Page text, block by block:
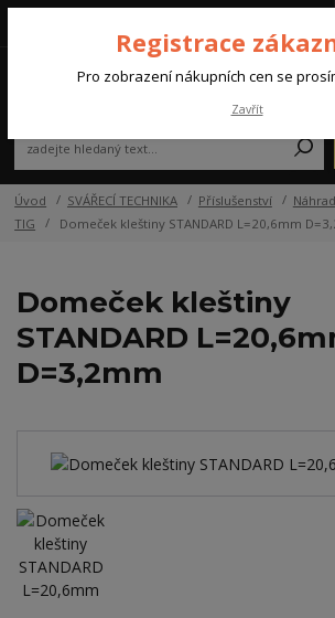
(Po-Pá, 07:00-15:30 hod.)
Úvod SVÁŘECÍ TECHNIKA Příslušenství
TIG
Domeček kleštiny STANDARD L=20,6mm
Domeček kleštiny
STANDARD
D=3,2mm
Registrace
Pro zobrazení nákupních cen se
Zavřít